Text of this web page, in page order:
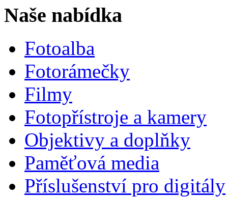
Naše nabídka
Fotoalba
Fotorámečky
Filmy
Fotopřístroje a kamery
Objektivy a doplňky
Paměťová media
Příslušenství pro digitály